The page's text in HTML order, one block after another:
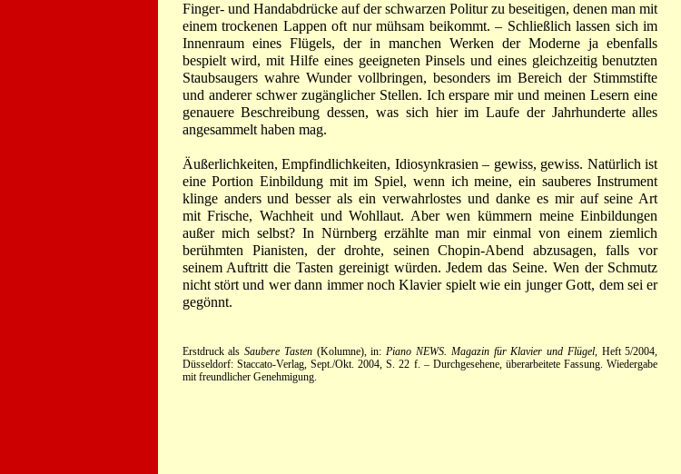
Finger- und Handabdrücke auf der schwarzen Politur zu beseitigen, denen man mit
einem trockenen Lappen oft nur mühsam beikommt. – Schließlich lassen sich im
Innenraum eines Flügels, der in manchen Werken der Moderne ja ebenfalls
bespielt wird, mit Hilfe eines geeigneten Pinsels und eines gleichzeitig benutzten
Staubsaugers wahre Wunder vollbringen, besonders im Bereich der Stimmstifte
und anderer schwer zugänglicher Stellen. Ich erspare mir und meinen Lesern eine
genauere Beschreibung dessen, was sich hier im Laufe der Jahrhunderte alles
angesammelt haben mag.
Äußerlichkeiten, Empfindlichkeiten, Idiosynkrasien – gewiss, gewiss. Natürlich ist
eine Portion Einbildung mit im Spiel, wenn ich meine, ein sauberes Instrument
klinge anders und besser als ein verwahrlostes und danke es mir auf seine Art
mit Frische, Wachheit und Wohllaut. Aber wen kümmern meine Einbildungen
außer mich selbst? In Nürnberg erzählte man mir einmal von einem ziemlich
berühmten Pianisten, der drohte, seinen Chopin-Abend abzusagen, falls vor
seinem Auftritt die Tasten gereinigt würden. Jedem das Seine. Wen der Schmutz
nicht stört und wer dann immer noch Klavier spielt wie ein junger Gott, dem sei er
gegönnt.
Erstdruck alsSaubere Tasten(Kolumne), in:Piano NEWS. Magazin für Klavier und Flügel, Heft 5/2004,
Düsseldorf: Staccato-Verlag, Sept./Okt. 2004, S. 22 f. – Durchgesehene, überarbeitete Fassung. Wiedergabe
mit freundlicher Genehmigung.